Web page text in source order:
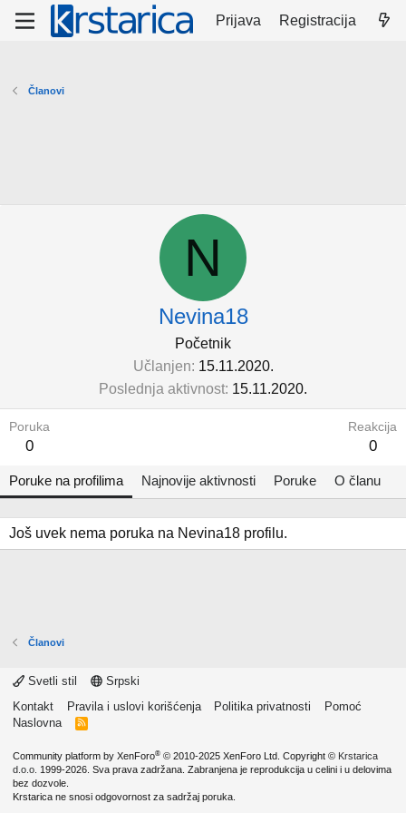
Prijava Registracija
Članovi
N
Nevina18
Početnik
Učlanjen 15.11.2020.
Poslednja aktivnost 15.11.2020.
Poruka
0
Reakcija
0
Poruke na profilima Najnovije aktivnosti Poruke O članu
Još uvek nema poruka na Nevina18 profilu.
Članovi
Svetli stil
Srpski
Kontakt
Pravila i uslovi korišćenja Politika privatnosti
Pomoć
Naslovna
R
Community platform by XenForo® © 2010-2025 XenForo Ltd. Copyright © Krstarica
d.o.o. 1999-2026. Sva prava zadržana. Zabranjena je reprodukcija u celini i u delovima
bez dozvole.
Krstarica ne snosi odgovornost za sadržaj poruka.